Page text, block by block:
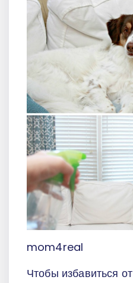
mom4real
Чтобы избавиться